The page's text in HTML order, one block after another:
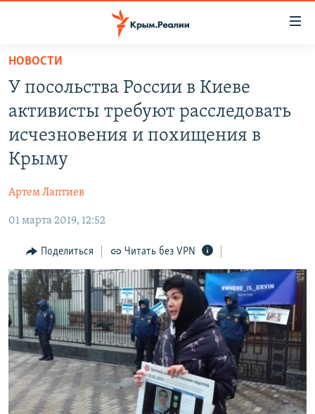
Вернуться
основному
содержанию
главной
Вернутся
ИСТОРИЯ
ИНФОГРАФИКА
ТЕЛЕПРОЕКТ КРЫМ.РЕАЛИИ
СОВЕТЫ ПРАВОЗАЩИТНИКОВ
ПРОПАВШИЕ БЕЗ ВЕСТИ
ПОБЕДИТЕЛЕЙ НЕ СУДЯТ?
КРЫМ.НЕПОКОРЕННЫЙ
ELIFBE
УКРАИНСКАЯ ПРОБЛЕМА КРЫМА
РАДІО СВОБОДА
КАК ОБОЙТИ БЛОКИРОВКУ
Qırımtatar
ПРИСОЕДИНЯЙТЕСЬ!
НОВОСТИ
У посольства России в Киеве
активисты требуют расследовать
исчезновения и похищения в
Крыму
Артем Лаптиев
01 марта 2019, 12:52
Поделиться Читать без VPN